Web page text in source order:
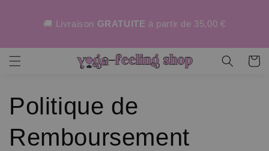
🚚 Livraison GRATUITE à partir de 35,00 €
Panier
Politique de
Remboursement